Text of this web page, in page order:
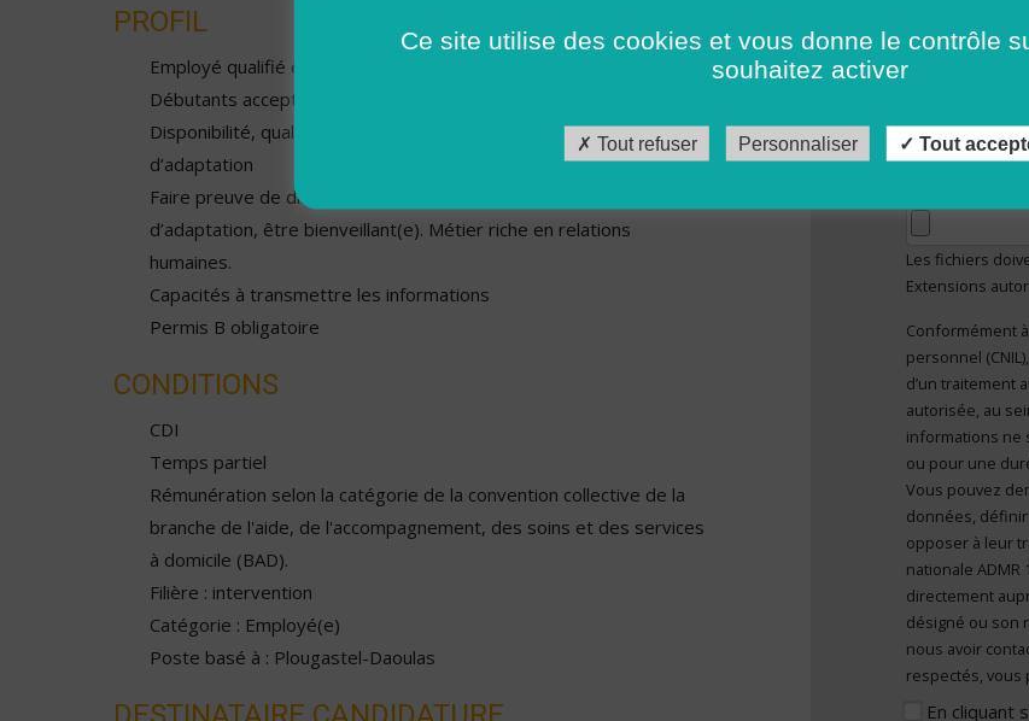
PROFIL
Employé qualifié et diplômé-Diplôme d'aide-soignant (e) exigé
Débutants acceptés
Disponibilité, qualités relationnelles, esprit d’équipe, capacité
d’adaptation
Faire preuve de discrétion, être autonome, avoir une capacité
d’adaptation, être bienveillant(e). Métier riche en relations
humaines.
Capacités à transmettre les informations
Permis B obligatoire
CONDITIONS
CDI
Temps partiel
Rémunération selon la catégorie de la convention collective de la
branche de l'aide, de l'accompagnement, des soins et des services
à domicile (BAD).
Filière : intervention
Catégorie : Employé(e)
Poste basé à : Plougastel-Daoulas
Votre CV*
Extensions
Les fichiers
Extensions
En cliquant
caractère
Conformément
personnel
d’un traitement automatisé et sont mises à
autorisée, au
informations ne
ou pour une
Vous pouvez
données,
opposer à leur
nationale ADMR
directement
désigné ou son
nous avoir
respectés, vous
En cliquant
Ce site utilise des cookies et vous donne le contrôle
souhaitez activer
Tout refuser Personnaliser Tout